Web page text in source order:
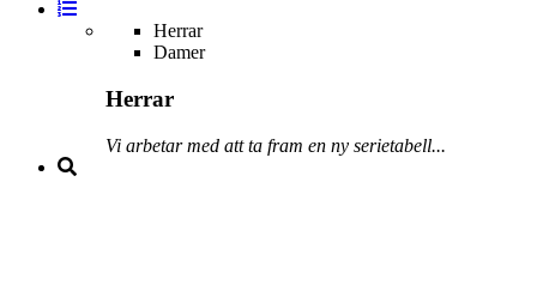
Herrar
Damer
Herrar
Vi arbetar med att ta fram en ny serietabell...